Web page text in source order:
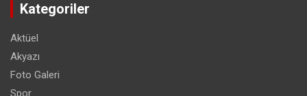
Kategoriler
Aktüel
Akyazı
Foto Galeri
Spor